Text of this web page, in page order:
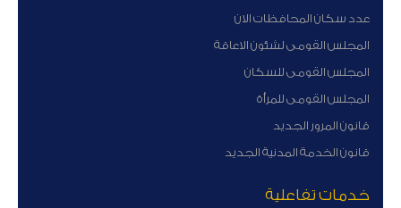
عدد سكان المحافظات الان
المجلس القومى لشئون الاعاقة
المجلس القومى للسكان
المجلس القومى للمرأة
قانون المرور الجديد
قانون الخدمة المدنية الجديد
خدمات تفاعلية